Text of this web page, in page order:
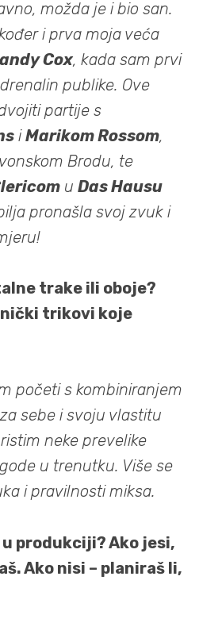
možda je i bio san.
i prva moja veća
Cox, kada sam prvi
publike. Ove
partije s
iMarikom Rossom,
Brodu, te
u Das Hausu
pronašla svoj zvuk i
trake ili oboje?
trikovi koje
početi s kombiniranjem
sebe i svoju vlastitu
neke prevelike
u trenutku. Više se
i pravilnosti miksa.
produkciji? Ako jesi,
Ako nisi – planiraš li,